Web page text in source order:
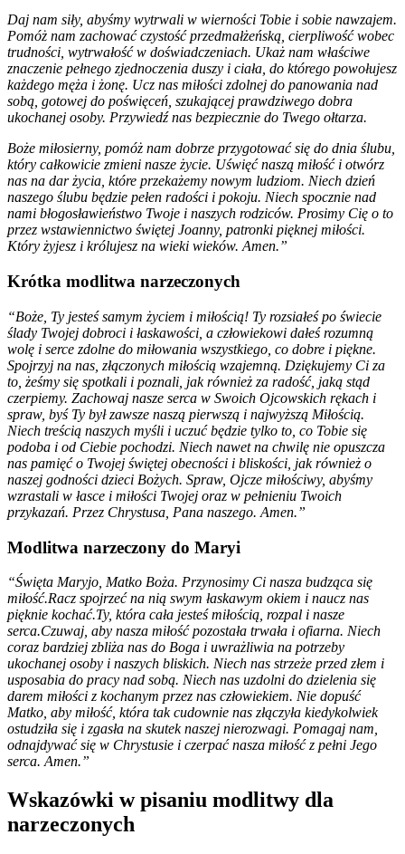
Daj nam siły, abyśmy wytrwali w wierności Tobie i sobie nawzajem.
Pomóż nam zachować czystość przedmałżeńską, cierpliwość wobec
trudności, wytrwałość w doświadczeniach. Ukaż nam właściwe
znaczenie pełnego zjednoczenia duszy i ciała, do którego powołujesz
każdego męża i żonę. Ucz nas miłości zdolnej do panowania nad
sobą, gotowej do poświęceń, szukającej prawdziwego dobra
ukochanej osoby. Przywiedź nas bezpiecznie do Twego ołtarza.
Boże miłosierny, pomóż nam dobrze przygotować się do dnia ślubu,
który całkowicie zmieni nasze życie. Uświęć naszą miłość i otwórz
nas na dar życia, które przekażemy nowym ludziom. Niech dzień
naszego ślubu będzie pełen radości i pokoju. Niech spocznie nad
nami błogosławieństwo Twoje i naszych rodziców. Prosimy Cię o to
przez wstawiennictwo świętej Joanny, patronki pięknej miłości.
Który żyjesz i królujesz na wieki wieków. Amen.”
Krótka modlitwa narzeczonych
“Boże, Ty jesteś samym życiem i miłością! Ty rozsiałeś po świecie
ślady Twojej dobroci i łaskawości, a człowiekowi dałeś rozumną
wolę i serce zdolne do miłowania wszystkiego, co dobre i piękne.
Spojrzyj na nas, złączonych miłością wzajemną. Dziękujemy Ci za
to, żeśmy się spotkali i poznali, jak również za radość, jaką stąd
czerpiemy. Zachowaj nasze serca w Swoich Ojcowskich rękach i
spraw, byś Ty był zawsze naszą pierwszą i najwyższą Miłością.
Niech treścią naszych myśli i uczuć będzie tylko to, co Tobie się
podoba i od Ciebie pochodzi. Niech nawet na chwilę nie opuszcza
nas pamięć o Twojej świętej obecności i bliskości, jak również o
naszej godności dzieci Bożych. Spraw, Ojcze miłościwy, abyśmy
wzrastali w łasce i miłości Twojej oraz w pełnieniu Twoich
przykazań. Przez Chrystusa, Pana naszego. Amen.”
Modlitwa narzeczony do Maryi
“Święta Maryjo, Matko Boża. Przynosimy Ci nasza budząca się
miłość.Racz spojrzeć na nią swym łaskawym okiem i naucz nas
pięknie kochać.Ty, która cała jesteś miłością, rozpal i nasze
serca.Czuwaj, aby nasza miłość pozostała trwała i ofiarna. Niech
coraz bardziej zbliża nas do Boga i uwrażliwia na potrzeby
ukochanej osoby i naszych bliskich. Niech nas strzeże przed złem i
usposabia do pracy nad sobą. Niech nas uzdolni do dzielenia się
darem miłości z kochanym przez nas człowiekiem. Nie dopuść
Matko, aby miłość, która tak cudownie nas złączyła kiedykolwiek
ostudziła się i zgasła na skutek naszej nierozwagi. Pomagaj nam,
odnajdywać się w Chrystusie i czerpać nasza miłość z pełni Jego
serca. Amen.”
Wskazówki w pisaniu modlitwy dla
narzeczonych